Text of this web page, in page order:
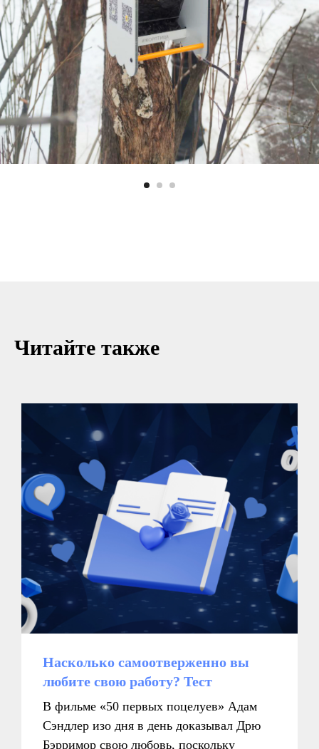
Читайте также
Насколько самоотверженно вы
любите свою работу? Тест
В фильме «50 первых поцелуев» Адам
Сэндлер изо дня в день доказывал Дрю
Бэрримор свою любовь, поскольку